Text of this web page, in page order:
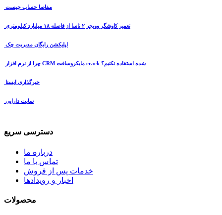
مفاصا حساب چیست
تعمیر کاوشگر وویجر ۲ ناسا از فاصله ۱۸ میلیارد کیلومتری
اپلیکشن رایگان مدیریت چک
چرا از نرم افزار CRM مایکروسافت crack شده استفاده نکنیم؟
خبرگذاری ایسنا
سایت دارایی
دسترسی سریع
درباره ما
تماس با ما
خدمات پس از فروش
اخبار و رویدادها
محصولات